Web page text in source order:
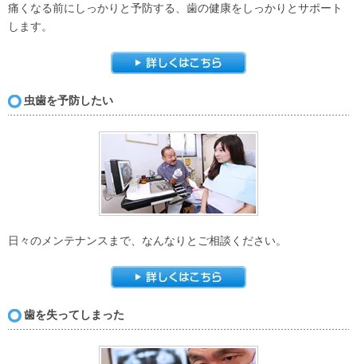
痛くなる前にしっかりと予防する、歯の健康をしっかりとサポート
します。
虫歯を予防したい
日々のメンテナンスまで、なんなりとご相談ください。
歯を失ってしまった